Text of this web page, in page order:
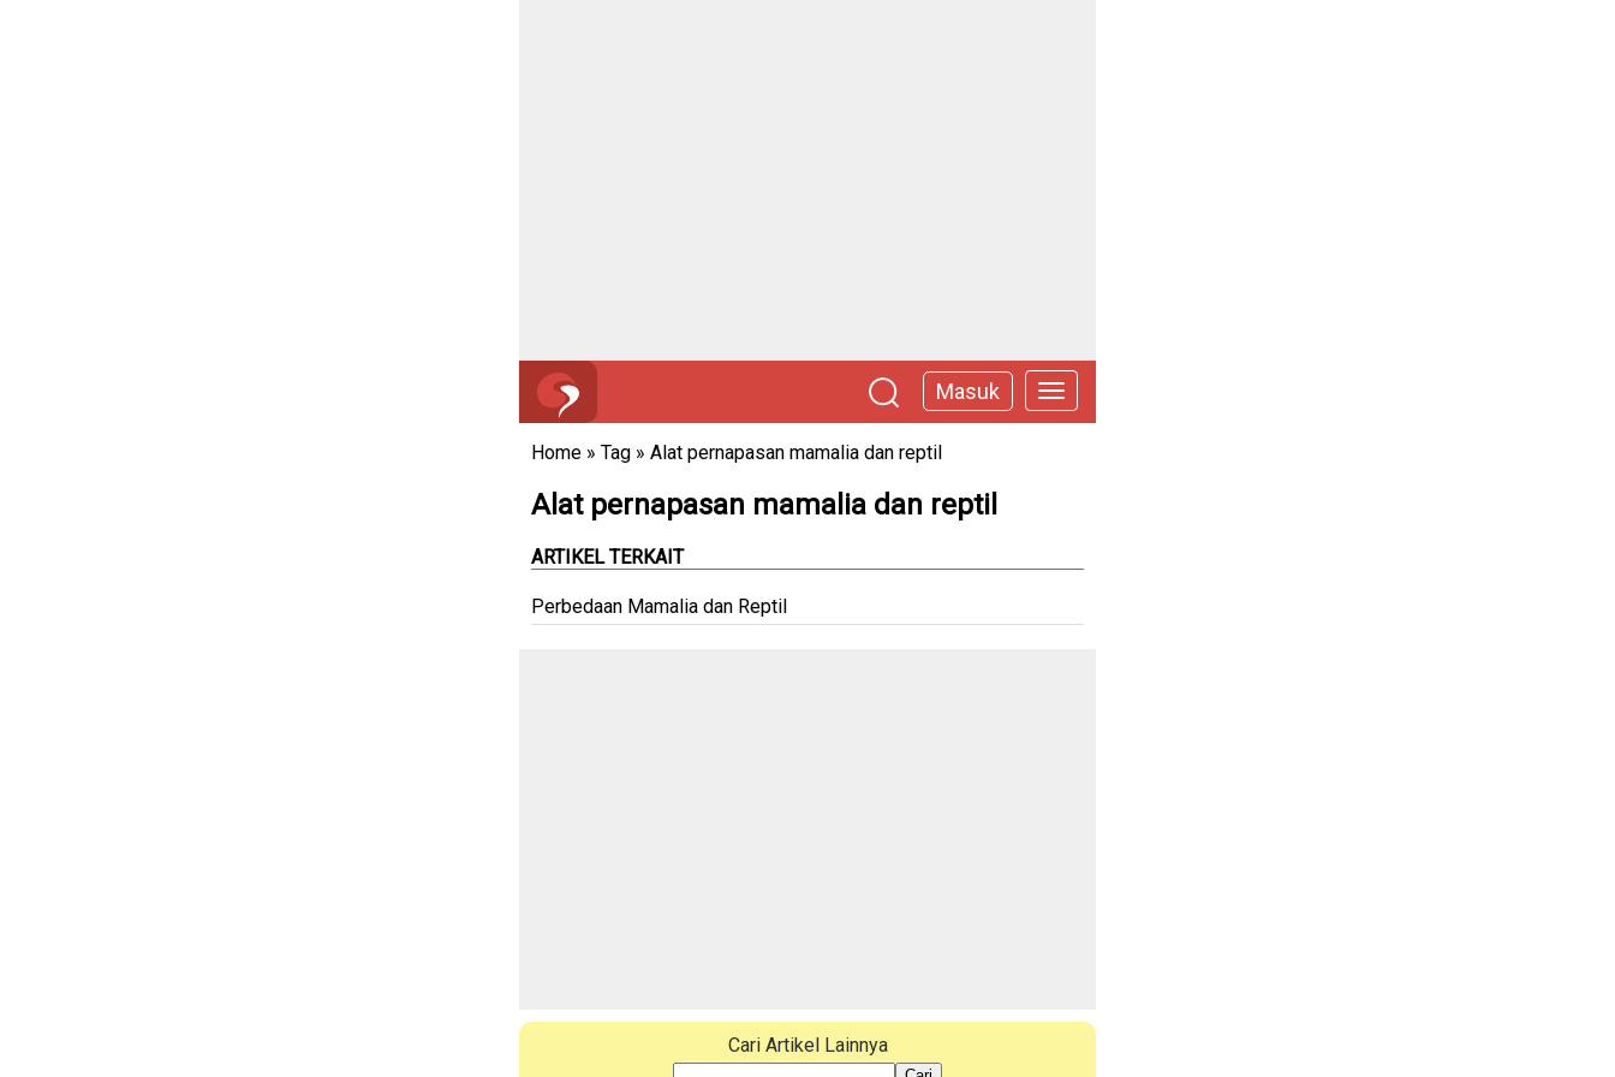
Masuk
Home » Tag » Alat pernapasan mamalia dan reptil
Alat pernapasan mamalia dan reptil
ARTIKEL TERKAIT
Perbedaan Mamalia dan Reptil
Cari Artikel Lainnya